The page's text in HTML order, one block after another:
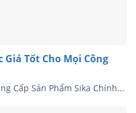
Tốt Cho Mọi Công
Cấp Sản Phẩm Sika Chính...